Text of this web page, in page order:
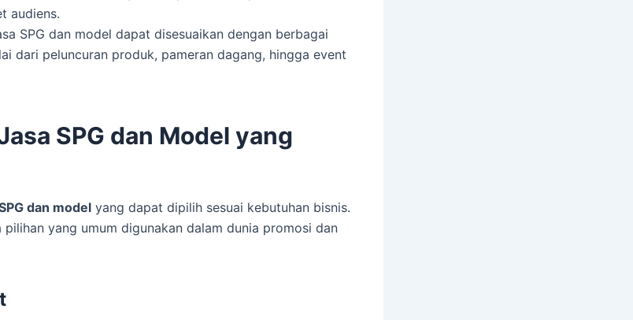
audiens.
SPG dan model dapat disesuaikan dengan berbagai
dari peluncuran produk, pameran dagang, hingga event
SPG dan Model yang
dan model yang dapat dipilih sesuai kebutuhan bisnis.
pilihan yang umum digunakan dalam dunia promosi dan